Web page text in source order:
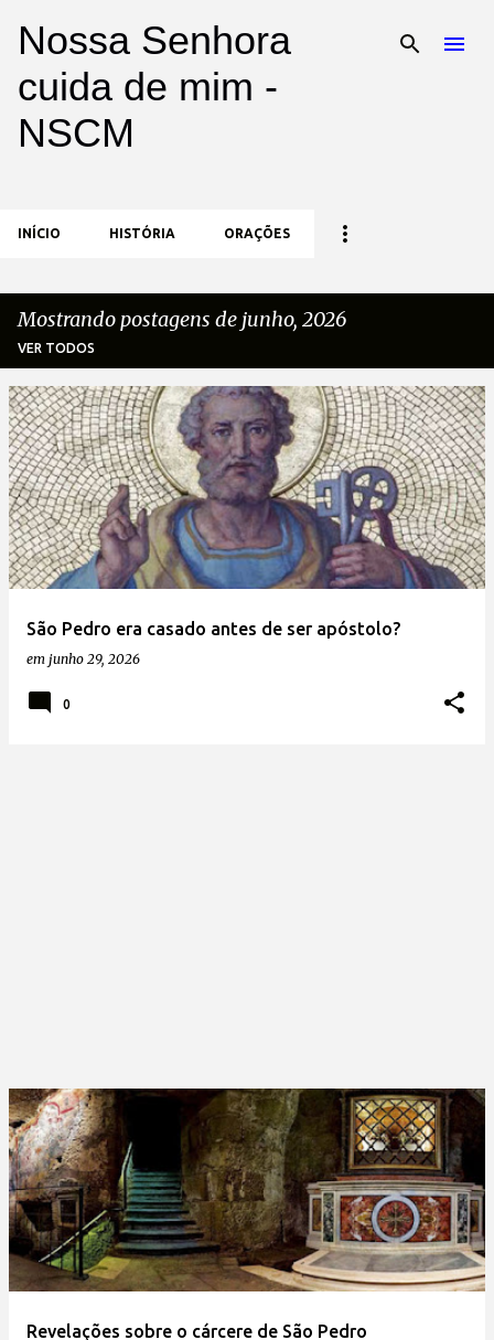
Pular para o conteúdo principal
Nossa Senhora
cuida de mim -
NSCM
INÍCIO HISTÓRIA ORAÇÕES
Mostrando postagens de junho, 2026
VER TODOS
P
o
s
t
a
g
São Pedro era casado antes de ser apóstolo?
em junho 29, 2026
0
Revelações sobre o cárcere de São Pedro